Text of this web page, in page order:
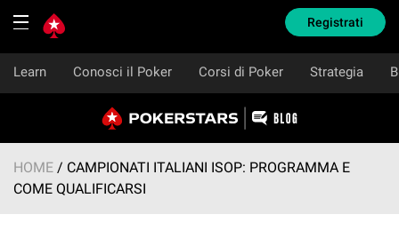
contenuto
Registrati
Learn Conosci il Poker Corsi di Poker Strategia
HOME / CAMPIONATI ITALIANI ISOP: PROGRAMMA E
COME QUALIFICARSI